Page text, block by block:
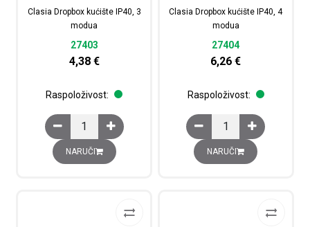
Clasia Dropbox kućište IP40, 3
modua
27403
4,38 €
Raspoloživost:
Clasia Dropbox kućište IP40, 3 modua količina
NARUČI
Clasia Dropbox kućište IP40, 4
modua
27404
6,26€
Raspoloživost:
Clasia Dropbox
NARUČI